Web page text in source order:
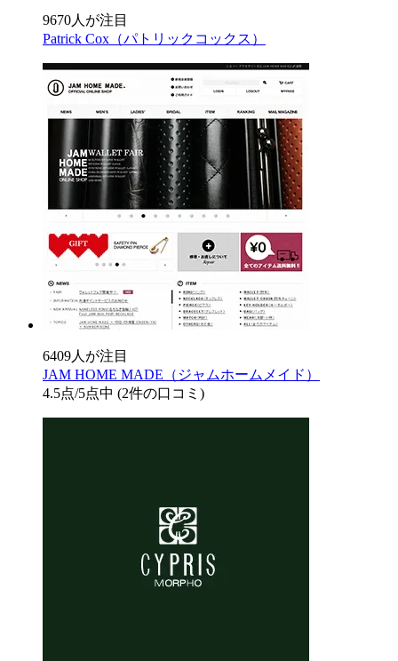
9670人が注目
Patrick Cox（パトリックコックス）
6409人が注目
JAM HOME MADE（ジャムホームメイド）
4.5点/5点中 (2件の口コミ)